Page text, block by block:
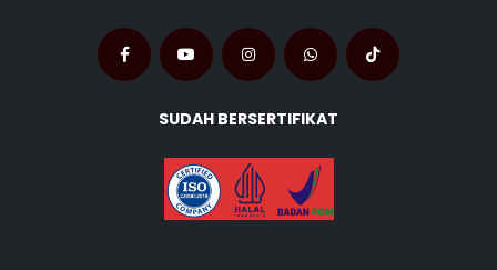
SUDAH BERSERTIFIKAT